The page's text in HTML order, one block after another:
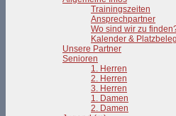
Trainingszeiten
Ansprechpartner
Wo sind wir zu
Kalender &
Unsere Partner
Senioren
1. Herren
2. Herren
3. Herren
1. Damen
2. Damen